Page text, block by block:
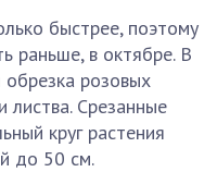
быстрее, поэтому
раньше, в октябре. В
розовых
листва. Срезанные
круг растения
до 50 см.